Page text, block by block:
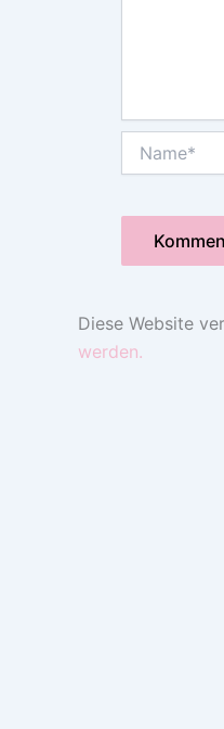
Diese Website
werden.